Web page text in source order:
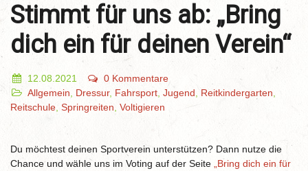
Stimmt für uns ab: „Bring
dich ein für deinen Verein“
12.08.2021
0 Kommentare
Allgemein
Dressur, Fahrsport Jugend Reitkindergarten
Reitschule Springreiten Voltigieren
Du möchtest deinen Sportverein unterstützen? Dann nutze die
Chance und wähle uns im Voting auf der Seite
„Bring dich ein für